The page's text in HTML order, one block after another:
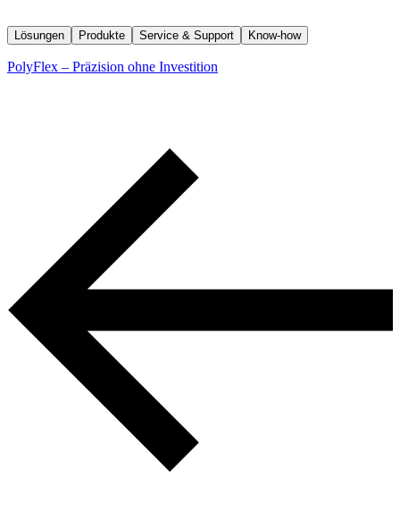
Lösungen Produkte Service & Support Know-how
PolyFlex – Präzision ohne Investition